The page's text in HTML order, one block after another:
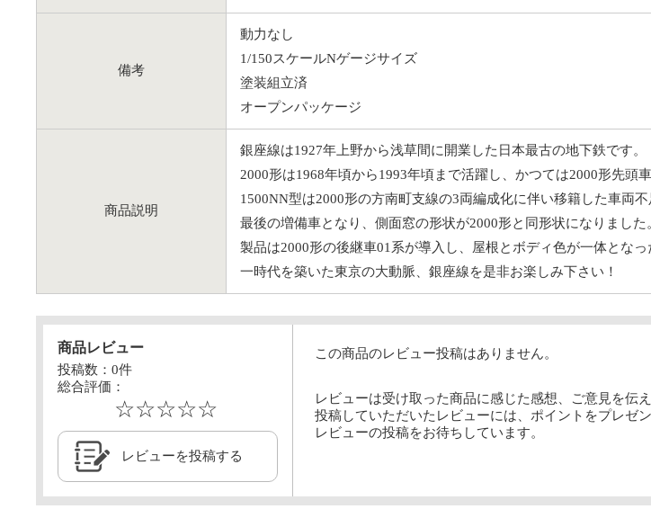
備考
動力なし
1/150スケールNゲージサイズ
塗装組立済
オープンパッケージ
商品説明
銀座線は1927年上野から浅草間に開業した日本最古の地下鉄です。
2000形は1968年頃から1993年頃まで活躍し、かつては2000形先頭
1500NN型は2000形の方南町支線の3両編成化に伴い移籍した車両
最後の増備車となり、側面窓の形状が2000形と同形状になりました
製品は2000形の後継車01系が導入し、屋根とボディ色が一体とな
一時代を築いた東京の大動脈、銀座線を是非お楽しみ下さい！
商品レビュー
投稿数： 0件
総合評価：
☆☆☆☆☆
レビューを投稿する
この商品のレビュー投稿はありません。
レビューは受け取った商品に感じた感想、ご意見を伝
投稿していただいたレビューには、ポイントをプレゼ
レビューの投稿をお待ちしています。